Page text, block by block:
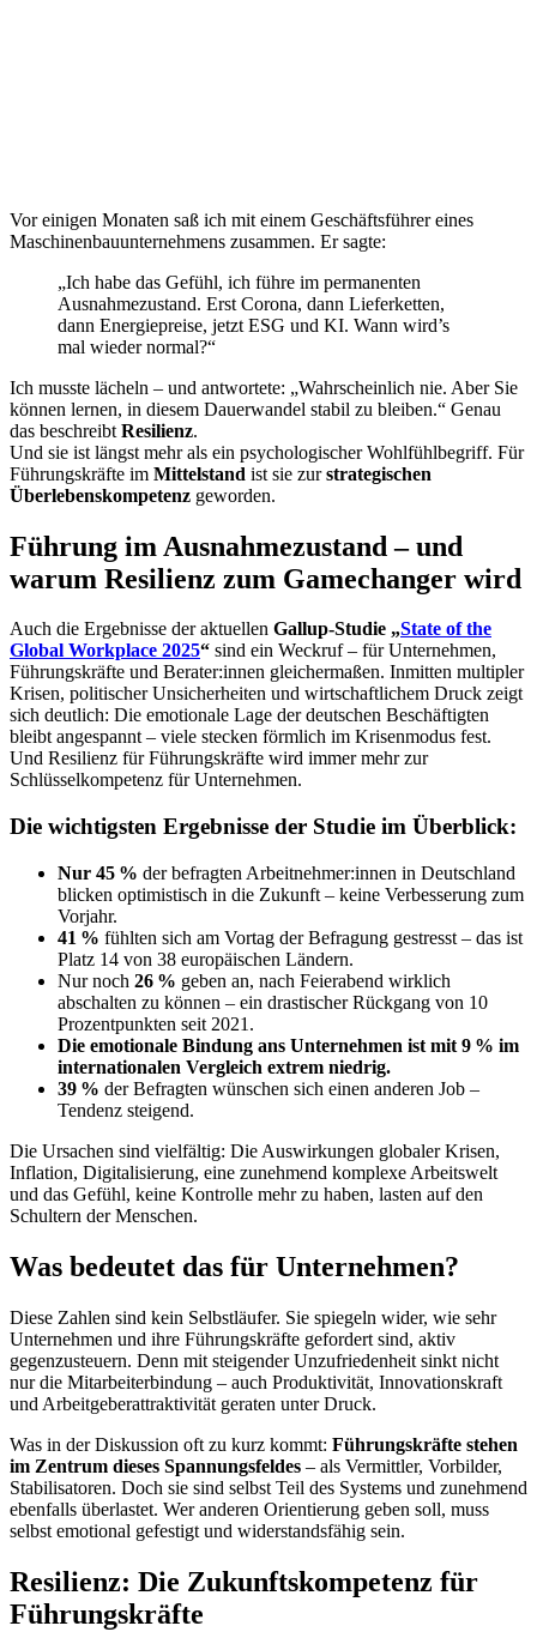
Vor einigen Monaten saß ich mit einem Geschäftsführer eines
Maschinenbauunternehmens zusammen. Er sagte:
„Ich habe das Gefühl, ich führe im permanenten
Ausnahmezustand. Erst Corona, dann Lieferketten,
dann Energiepreise, jetzt ESG und KI. Wann wird’s
mal wieder normal?“
Ich musste lächeln – und antwortete: „Wahrscheinlich nie. Aber Sie
können lernen, in diesem Dauerwandel stabil zu bleiben.“ Genau
das beschreibt Resilienz.
Und sie ist längst mehr als ein psychologischer Wohlfühlbegriff. Für
Führungskräfte im Mittelstand ist sie zurstrategischen
Überlebenskompetenz geworden.
Führung im Ausnahmezustand – und
warum Resilienz zum Gamechanger wird
Auch die Ergebnisse der aktuellen Gallup-Studie „State of the
Global Workplace 2025“ sind ein Weckruf – für Unternehmen,
Führungskräfte und Berater:innen gleichermaßen. Inmitten multipler
Krisen, politischer Unsicherheiten und wirtschaftlichem Druck zeigt
sich deutlich: Die emotionale Lage der deutschen Beschäftigten
bleibt angespannt – viele stecken förmlich im Krisenmodus fest.
Und Resilienz für Führungskräfte wird immer mehr zur
Schlüsselkompetenz für Unternehmen.
Die wichtigsten Ergebnisse der Studie im Überblick:
Nur 45 % der befragten Arbeitnehmer:innen in Deutschland
blicken optimistisch in die Zukunft – keine Verbesserung zum
Vorjahr.
41 % fühlten sich am Vortag der Befragung gestresst – das ist
Platz 14 von 38 europäischen Ländern.
Nur noch 26 % geben an, nach Feierabend wirklich
abschalten zu können – ein drastischer Rückgang von 10
Prozentpunkten seit 2021.
Die emotionale Bindung ans Unternehmen ist mit 9 % im
internationalen Vergleich extrem niedrig.
39 % der Befragten wünschen sich einen anderen Job –
Tendenz steigend.
Die Ursachen sind vielfältig: Die Auswirkungen globaler Krisen,
Inflation, Digitalisierung, eine zunehmend komplexe Arbeitswelt
und das Gefühl, keine Kontrolle mehr zu haben, lasten auf den
Schultern der Menschen.
Was bedeutet das für Unternehmen?
Diese Zahlen sind kein Selbstläufer. Sie spiegeln wider, wie sehr
Unternehmen und ihre Führungskräfte gefordert sind, aktiv
gegenzusteuern. Denn mit steigender Unzufriedenheit sinkt nicht
nur die Mitarbeiterbindung – auch Produktivität, Innovationskraft
und Arbeitgeberattraktivität geraten unter Druck.
Was in der Diskussion oft zu kurz kommt: Führungskräfte stehen
im Zentrum dieses Spannungsfeldes – als Vermittler, Vorbilder,
Stabilisatoren. Doch sie sind selbst Teil des Systems und zunehmend
ebenfalls überlastet. Wer anderen Orientierung geben soll, muss
selbst emotional gefestigt und widerstandsfähig sein.
Resilienz: Die Zukunftskompetenz für
Führungskräfte